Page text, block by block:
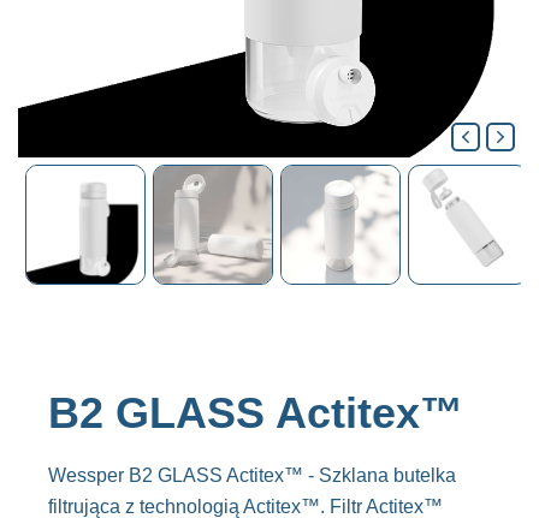
B2 GLASS Actitex™
Wessper B2 GLASS Actitex™ - Szklana butelka
filtrująca z technologią Actitex™. Filtr Actitex™